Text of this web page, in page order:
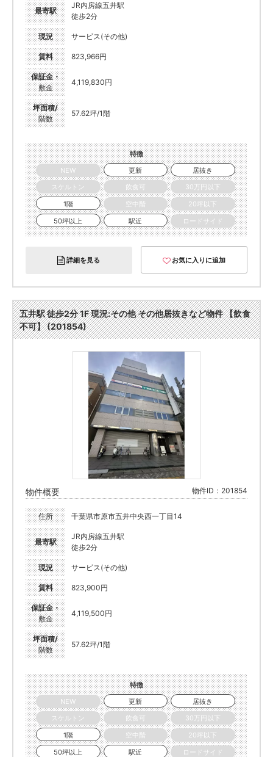
最寄駅
JR内房線五井駅
徒歩2分
現況 サービス(その他)
賃料 823,966円
保証金・
敷金
4,119,830円
坪面積/
階数
57.62坪/1階
特徴
NEW
更新
居抜き
スケルトン
飲食可
30万円以下
1階
空中階
20坪以下
50坪以上
駅近 ロードサイド
詳細を見る お気に入りに追加
五井駅 徒歩2分 1F 現況:その他 その他居抜きなど物件 【飲食
不可】 (201854)
物件概要 物件ID：201854
住所 千葉県市原市五井中央西一丁目14
最寄駅
JR内房線五井駅
徒歩2分
現況 サービス(その他)
賃料 823,900円
保証金・
敷金
4,119,500円
坪面積/
階数
57.62坪/1階
特徴
NEW
更新
居抜き
スケルトン
飲食可
30万円以下
1階
空中階
20坪以下
50坪以上
駅近 ロードサイド